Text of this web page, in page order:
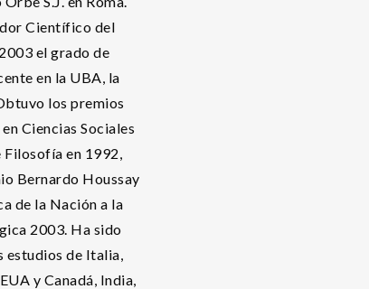
Científico del
el grado de
en la UBA, la
los premios
Ciencias Sociales
en 1992,
Bernardo Houssay
de la Nación a la
2003. Ha sido
estudios de Italia,
y Canadá, India,